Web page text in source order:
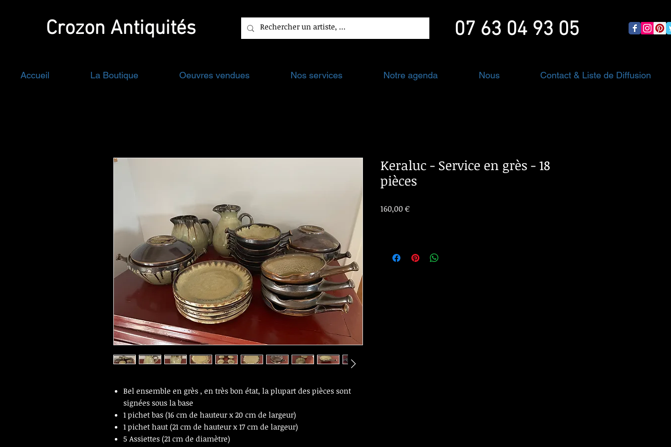
Crozon Antiquités 07 63 04 93 05
Accueil La Boutique Oeuvres vendues Nos services Notre agenda Nous Contact & Liste de Diffusion
Bel ensemble en grès , en très bon état, la plupart des pièces sont
signées sous la base
1 pichet bas (16 cm de hauteur x 20 cm de largeur)
1 pichet haut (21 cm de hauteur x 17 cm de largeur)
5 Assiettes (21 cm de diamètre)
Keraluc - Service en grès - 18
pièces
160,00 €Prix